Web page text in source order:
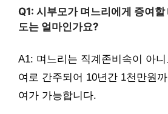
Q1: 시부모가 며느리에게 증여
도는 얼마인가요?
A1: 며느리는 직계존비속이 아
여로 간주되어 10년간 1천만원
여가 가능합니다.